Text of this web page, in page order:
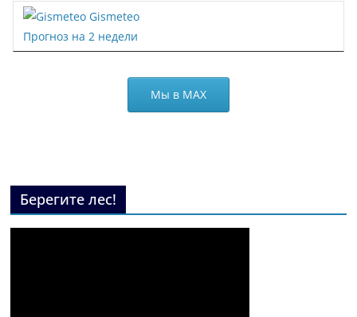
Gismeteo
Прогноз на 2 недели
Мы в МАХ
Берегите лес!